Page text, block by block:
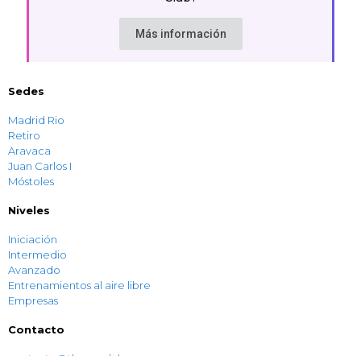
Más información
Sedes
Madrid Rio
Retiro
Aravaca
Juan Carlos I
Móstoles
Niveles
Iniciación
Intermedio
Avanzado
Entrenamientos al aire libre
Empresas
Contacto